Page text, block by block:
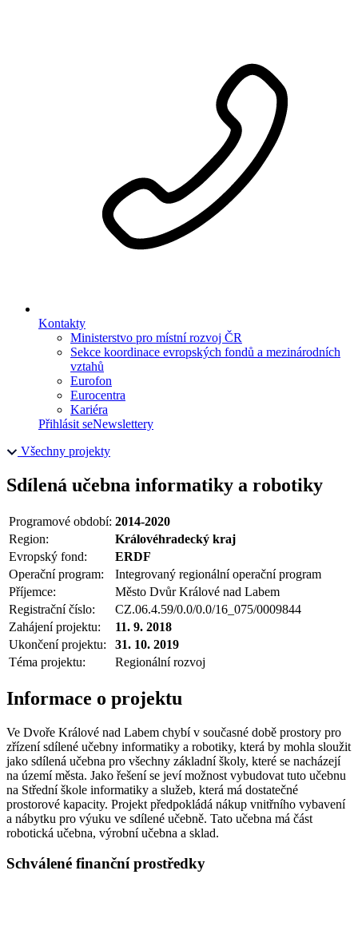
Kontakty
Ministerstvo pro místní rozvoj ČR
Sekce koordinace evropských fondů a mezinárodních
vztahů
Eurofon
Eurocentra
Kariéra
Přihlásit seNewslettery
Všechny projekty
Sdílená učebna informatiky a robotiky
Programové období: 2014-2020
Region:
Královéhradecký kraj
Evropský fond:
ERDF
Operační program:
Integrovaný regionální operační program
Příjemce:
Město Dvůr Králové nad Labem
Registrační číslo:
CZ.06.4.59/0.0/0.0/16_075/0009844
Zahájení projektu:
11. 9. 2018
Ukončení projektu:
31. 10. 2019
Téma projektu:
Regionální rozvoj
Informace o projektu
Ve Dvoře Králové nad Labem chybí v současné době prostory pro
zřízení sdílené učebny informatiky a robotiky, která by mohla sloužit
jako sdílená učebna pro všechny základní školy, které se nacházejí
na území města. Jako řešení se jeví možnost vybudovat tuto učebnu
na Střední škole informatiky a služeb, která má dostatečné
prostorové kapacity. Projekt předpokládá nákup vnitřního vybavení
a nábytku pro výuku ve sdílené učebně. Tato učebna má část
robotická učebna, výrobní učebna a sklad.
Schválené finanční prostředky